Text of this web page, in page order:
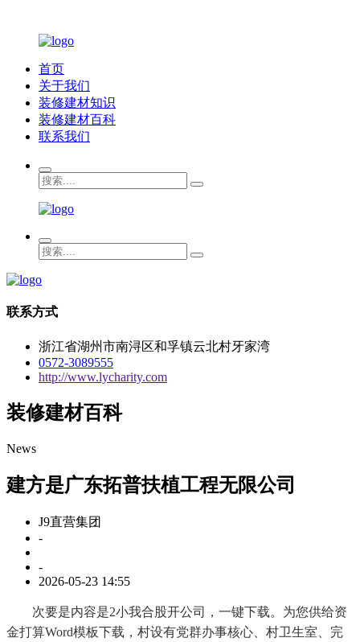
首页
关于我们
装修建材知识
装修建材百科
联系我们
联系方式
浙江省湖州市南浔区和孚镇云北村牙家湾
0572-3089555
http://www.lycharity.com
装修建材百科
News
建方是广东拓普扶植工程无限公司
J9直营集团
-
-
2026-05-23 14:55
次要是内容是2小我合股开公司，一键下载。为您供给资
金打算Word模板下载，村设有党群办事核心、村卫生室、完